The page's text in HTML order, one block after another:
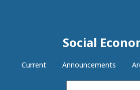
Social
Current Announcements